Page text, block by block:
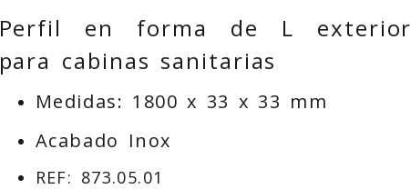
Perfil en forma de L exterior
para cabinas sanitarias
Medidas: 1800 x 33 x 33 mm
Acabado Inox
REF: 873.05.01